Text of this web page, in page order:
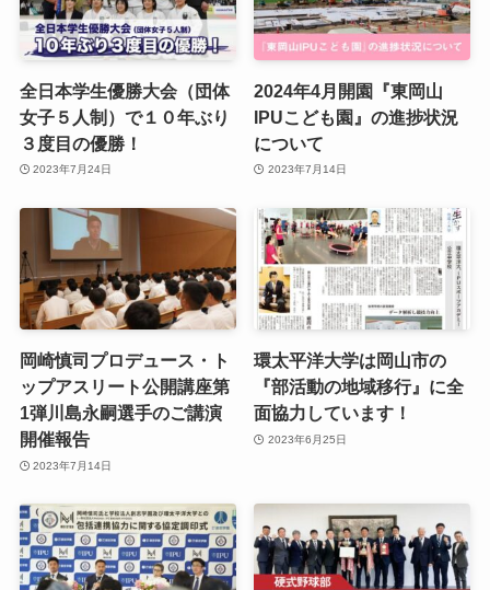
全日本学生優勝大会（団体
女子５人制）で１０年ぶり
３度目の優勝！
2023年7月24日
2024年4月開園『東岡山
IPUこども園』の進捗状況
について
2023年7月14日
岡崎慎司プロデュース・ト
ップアスリート公開講座第
1弾川島永嗣選手のご講演
開催報告
2023年7月14日
環太平洋大学は岡山市の
『部活動の地域移行』に全
面協力しています！
2023年6月25日